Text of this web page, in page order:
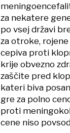
za nekatere
po vsej državi
za otroke,
cepiva proti
krije obvezno
zaščite pred
kateri biva
gre za polno
proti
cene niso